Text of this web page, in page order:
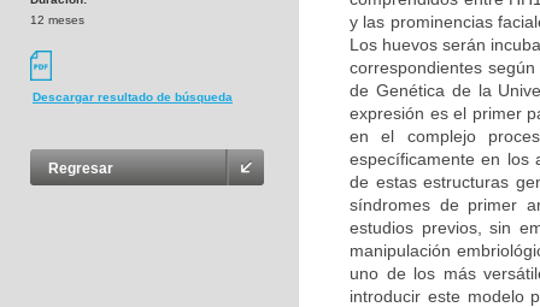
12 meses
Descargar resultado de búsqueda
Regresar
y las prominencias
Los huevos serán
correspondientes
de Genética de la
expresión es el primer
en el complejo
específicamente en los
de estas estructuras
síndromes de primer
estudios previos, sin
manipulación
uno de los más
introducir este modelo